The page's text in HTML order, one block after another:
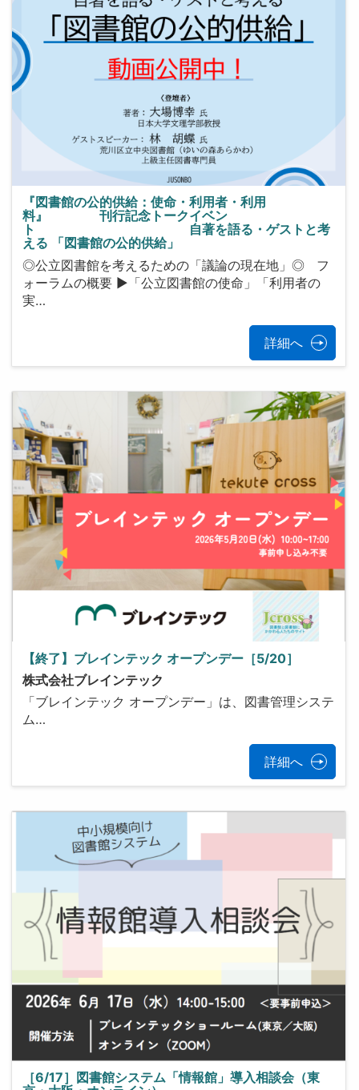
『図書館の公的供給：使命・利用者・利用
料』 刊行記念トークイベン
ト 自著を語る・ゲストと考
える 「図書館の公的供給」
◎公立図書館を考えるための「議論の現在地」◎ フ
ォーラムの概要 ▶「公立図書館の使命」「利用者の
実…
詳細へ
【終了】ブレインテック オープンデー［5/20］
株式会社ブレインテック
「ブレインテック オープンデー」は、図書管理システ
ム…
詳細へ
［6/17］図書館システム「情報館」導入相談会（東